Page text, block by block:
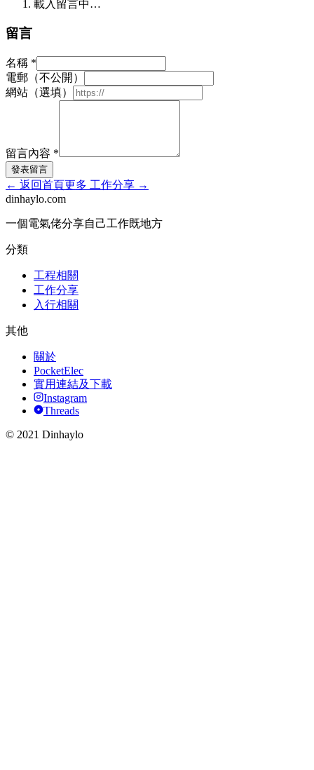
載入留言中…
留言
名稱 *
電郵（不公開）
網站（選填）
留言內容 *
發表留言
← 返回首頁更多 工作分享 →
dinhaylo.com
一個電氣佬分享自己工作既地方
分類
工程相關
工作分享
入行相關
其他
關於
PocketElec
實用連結及下載
Instagram
Threads
© 2021 Dinhaylo